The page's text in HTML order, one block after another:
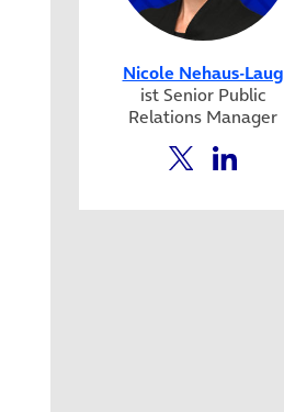
Nicole Nehaus-Laug
ist Senior Public
Relations Manager